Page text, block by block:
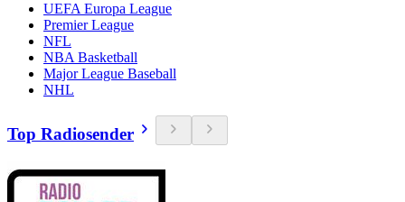
UEFA Europa League
Premier League
NFL
NBA Basketball
Major League Baseball
NHL
Top Radiosender